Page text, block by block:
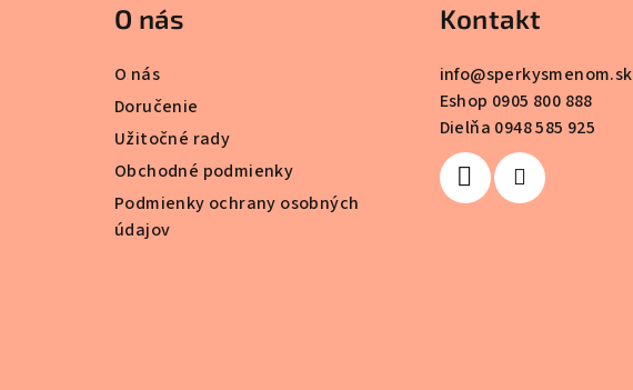
O nás
O nás
Doručenie
Užitočné rady
Obchodné podmienky
Podmienky ochrany osobných
údajov
Kontakt
info@sperkysmenom.sk
Eshop 0905 800 888
Dielňa 0948 585 925